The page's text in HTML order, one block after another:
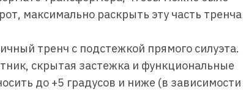
максимально раскрыть эту часть
тренч с подстежкой прямого силуэта.
скрытая застежка и функциональные
до +5 градусов и ниже (в зависимости